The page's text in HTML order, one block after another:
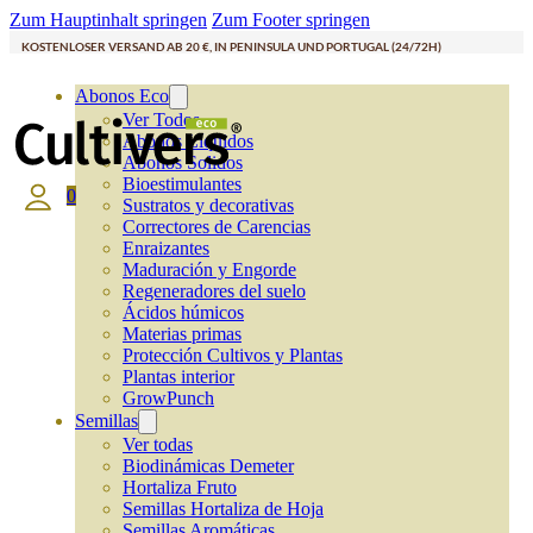
Zum Hauptinhalt springen Zum Footer springen
KOSTENLOSER VERSAND AB 20 €, IN PENINSULA UND PORTUGAL (24/72H)
Abonos Eco
Ver Todos
Abonos Líquidos
Abonos Solidos
Bioestimulantes
Sustratos y decorativas
Correctores de Carencias
Enraizantes
Maduración y Engorde
Regeneradores del suelo
Ácidos húmicos
Materias primas
Protección Cultivos y Plantas
Plantas interior
GrowPunch
Semillas
Ver todas
Biodinámicas Demeter
Hortaliza Fruto
Semillas Hortaliza de Hoja
0